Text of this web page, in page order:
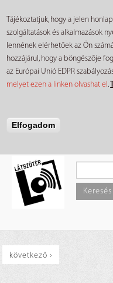
Tájékoztatjuk, hogy a jelen
szolgáltatások és alkalmazások
lennének elérhetőek az Ön
hozzájárul, hogy a böngészője
az Európai Unió EDPR
melyet ezen a linken olvashat el.
Elfogadom
tartalomra
Keresés
következő ›